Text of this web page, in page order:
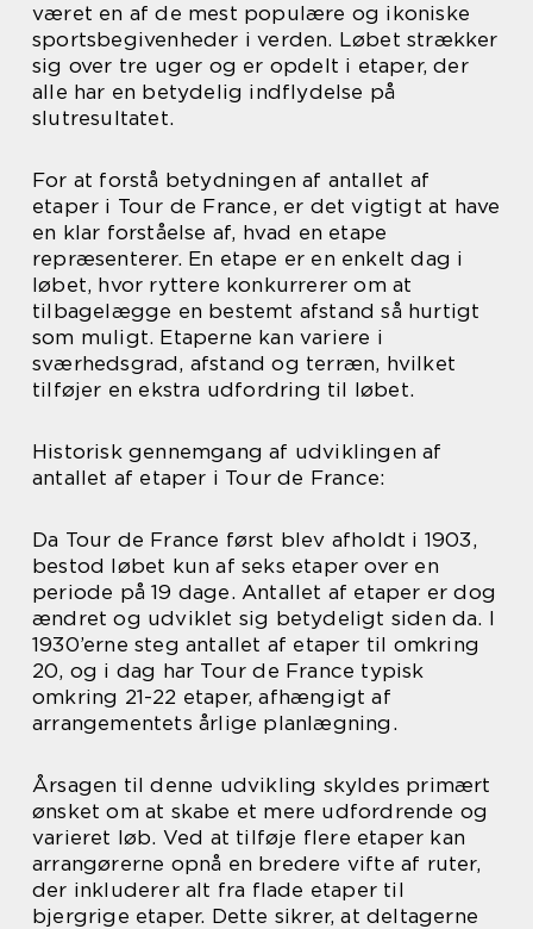
været en af de mest populære og ikoniske
sportsbegivenheder i verden. Løbet strækker
sig over tre uger og er opdelt i etaper, der
alle har en betydelig indflydelse på
slutresultatet.
For at forstå betydningen af antallet af
etaper i Tour de France, er det vigtigt at have
en klar forståelse af, hvad en etape
repræsenterer. En etape er en enkelt dag i
løbet, hvor ryttere konkurrerer om at
tilbagelægge en bestemt afstand så hurtigt
som muligt. Etaperne kan variere i
sværhedsgrad, afstand og terræn, hvilket
tilføjer en ekstra udfordring til løbet.
Historisk gennemgang af udviklingen af
antallet af etaper i Tour de France:
Da Tour de France først blev afholdt i 1903,
bestod løbet kun af seks etaper over en
periode på 19 dage. Antallet af etaper er dog
ændret og udviklet sig betydeligt siden da. I
1930’erne steg antallet af etaper til omkring
20, og i dag har Tour de France typisk
omkring 21-22 etaper, afhængigt af
arrangementets årlige planlægning.
Årsagen til denne udvikling skyldes primært
ønsket om at skabe et mere udfordrende og
varieret løb. Ved at tilføje flere etaper kan
arrangørerne opnå en bredere vifte af ruter,
der inkluderer alt fra flade etaper til
bjergrige etaper. Dette sikrer, at deltagerne